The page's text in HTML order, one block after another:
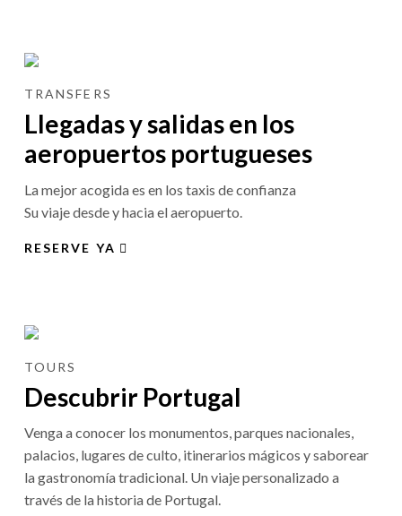
TRANSFERS
Llegadas y salidas en los
aeropuertos portugueses
La mejor acogida es en los taxis de confianza
Su viaje desde y hacia el aeropuerto.
RESERVE YA
TOURS
Descubrir Portugal
Venga a conocer los monumentos, parques nacionales,
palacios, lugares de culto, itinerarios mágicos y saborear
la gastronomía tradicional. Un viaje personalizado a
través de la historia de Portugal.